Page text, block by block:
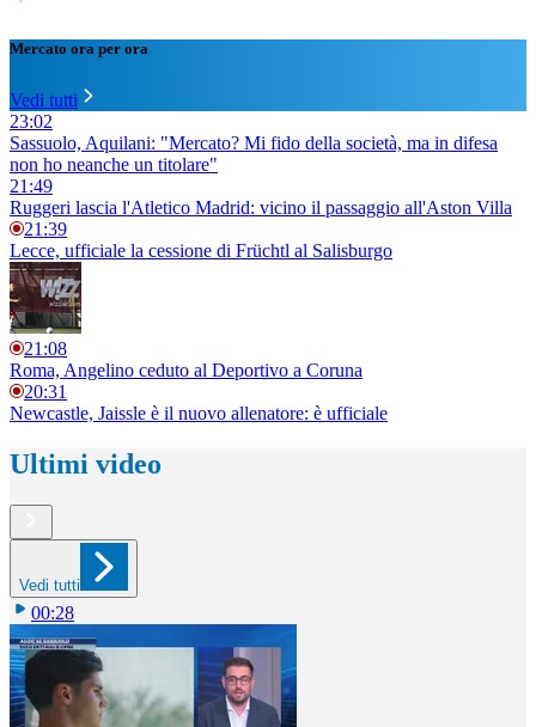
Mercato ora per ora
Vedi tutti
23:02
Sassuolo, Aquilani: "Mercato? Mi fido della società, ma in difesa
non ho neanche un titolare"
21:49
Ruggeri lascia l'Atletico Madrid: vicino il passaggio all'Aston Villa
21:39
Lecce, ufficiale la cessione di Früchtl al Salisburgo
21:08
Roma, Angelino ceduto al Deportivo a Coruna
20:31
Newcastle, Jaissle è il nuovo allenatore: è ufficiale
Ultimi video
Vedi tutti
00:28